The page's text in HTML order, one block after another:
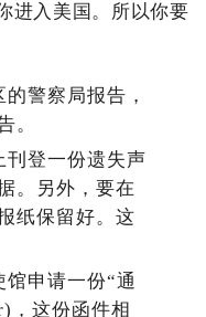
进入美国。所以你要
警察局报告，
。
刊登一份遗失声
。另外，要在
纸保留好。这
申请一份“通
，这份函件相